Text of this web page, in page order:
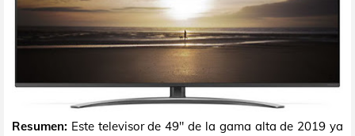
Resumen: Este televisor de 49" de la gama alta de 2019 ya